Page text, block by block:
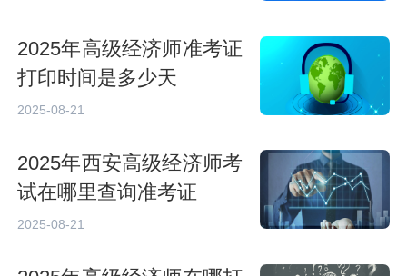
2025年高级经济师准考证
打印时间是多少天
2025-08-21
2025年西安高级经济师考
试在哪里查询准考证
2025-08-21